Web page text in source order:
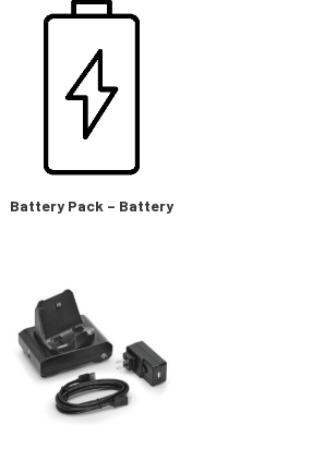
Battery Pack – Battery